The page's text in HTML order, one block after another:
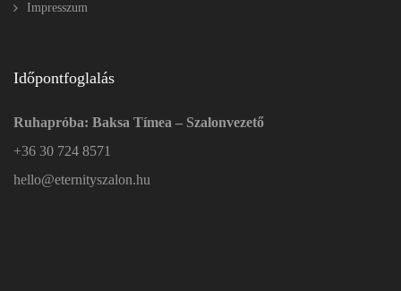
Impresszum
Időpontfoglalás
Ruhapróba: Baksa Tímea – Szalonvezető
+36 30 724 8571
hello@eternityszalon.hu